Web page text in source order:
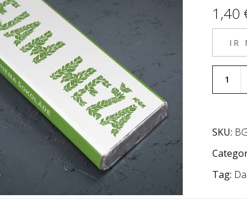
1,40
IR
SKU:
Tag: